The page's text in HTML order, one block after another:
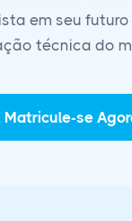
em seu
técnica do
Matricule-se